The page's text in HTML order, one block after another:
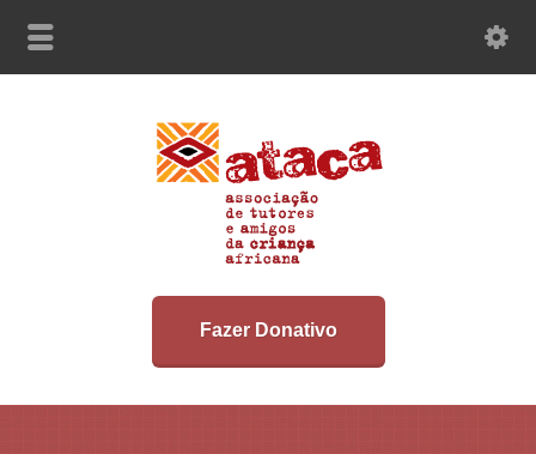
Fazer Donativo